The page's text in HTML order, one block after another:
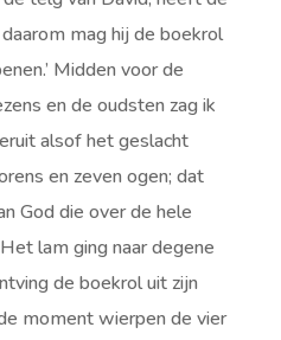
mag hij de boekrol
Midden voor de
en de oudsten zag ik
alsof het geslacht
en zeven ogen; dat
God die over de hele
lam ging naar degene
de boekrol uit zijn
moment wierpen de vier